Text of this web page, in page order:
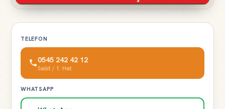
TELEFON
0545 242 42 12
Sabit / 1. Hat
WHATSAPP